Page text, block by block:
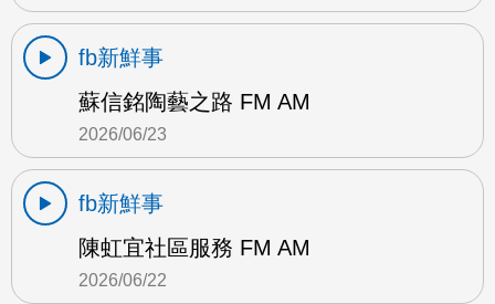
fb新鮮事
蘇信銘陶藝之路 FM AM
2026/06/23
fb新鮮事
陳虹宜社區服務 FM AM
2026/06/22